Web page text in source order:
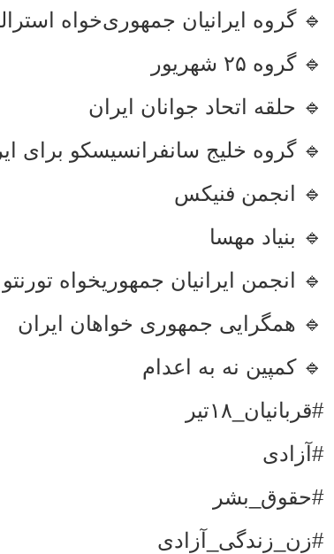
‏🔹 گروه ایرانیان جمهوری‌خواه
‏🔹 گروه ۲۵ شهریور
‏🔹 حلقه اتحاد جوانان ایران
🔹 گروه خلیج سانفرانسیسکو برای
🔹 انجمن فنیکس
🔹 بنیاد مهسا
🔹 انجمن ایرانیان جمهوریخواه تورنتو
🔹 همگرایی جمهوری خواهان ایران
🔹 کمپین نه به اعدام
#قربانیان_۱۸تیر
#آزادی
#حقوق_بشر
#زن_زندگی_آزادی